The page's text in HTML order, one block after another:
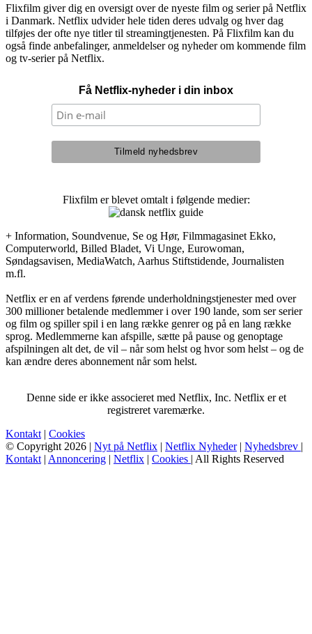
Flixfilm giver dig en oversigt over de nyeste film og serier på Netflix
i Danmark. Netflix udvider hele tiden deres udvalg og hver dag
tilføjes der ofte nye titler til streamingtjenesten. På Flixfilm kan du
også finde anbefalinger, anmeldelser og nyheder om kommende film
og tv-serier på Netflix.
Få Netflix-nyheder i din inbox
Flixfilm er blevet omtalt i følgende medier:
+ Information, Soundvenue, Se og Hør, Filmmagasinet Ekko,
Computerworld, Billed Bladet, Vi Unge, Eurowoman,
Søndagsavisen, MediaWatch, Aarhus Stiftstidende, Journalisten
m.fl.
Netflix er en af verdens førende underholdningstjenester med over
300 millioner betalende medlemmer i over 190 lande, som ser serier
og film og spiller spil i en lang række genrer og på en lang række
sprog. Medlemmerne kan afspille, sætte på pause og genoptage
afspilningen alt det, de vil – når som helst og hvor som helst – og de
kan ændre deres abonnement når som helst.
Denne side er ikke associeret med Netflix, Inc. Netflix er et
registreret varemærke.
Kontakt | Cookies
© Copyright 2026 | Nyt på Netflix | Netflix Nyheder| Nyhedsbrev |
Kontakt | Annoncering | Netflix | Cookies | All Rights Reserved